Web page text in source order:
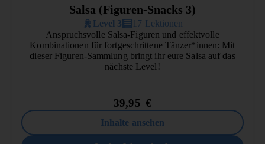
Salsa (Figuren-Snacks 3)
Level 3
17 Lektionen
Anspruchsvolle Salsa-Figuren und effektvolle
Kombinationen für fortgeschrittene Tänzer*innen: Mit
dieser Figuren-Sammlung bringt ihr eure Salsa auf das
nächste Level!
39,95 €
Inhalte ansehen